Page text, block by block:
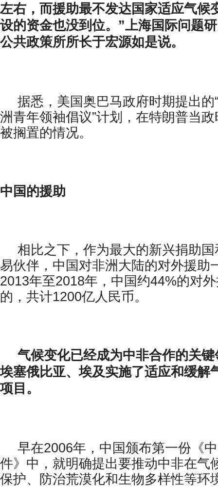
左右，而援助最不发达国家适应气候
设的资金也没到位。”上海国际问题
公共政策所所长于宏源如是说。
据悉，美国奥巴马政府时期提出的
洲青年领袖倡议”计划，在特朗普当
被搁置的情况。
中国的援助
相比之下，作为最大的新兴捐助
易伙伴，中国对非洲大陆的对外援助
2013年至2018年，中国约44%的对
的，共计1200亿人民币。
气候变化已经成为中非合作的关
埃塞俄比亚、埃及实施了适应和缓解
项目。
早在2006年，中国颁布第一份《
件》中，就明确提出要推动中非在气
保护、防治荒漠化和生物多样性等环